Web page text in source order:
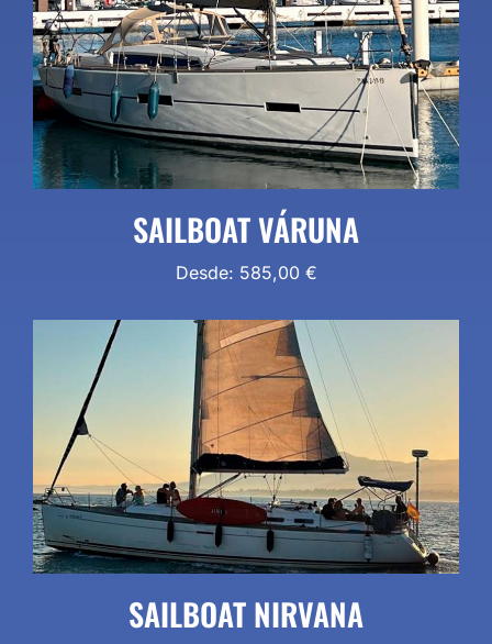
SAILBOAT VÁRUNA
Desde: 585,00 €
SAILBOAT NIRVANA